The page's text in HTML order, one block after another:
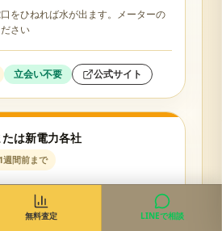
をひねれば水が出ます。メーターの
さい
立会い不要 公式サイト
は新電力各社
週間前まで
約申込
望の新電力会社に使用開始の申込を
無料査定 LINEで相談